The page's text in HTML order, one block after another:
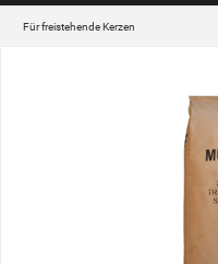
Für freistehende Kerzen